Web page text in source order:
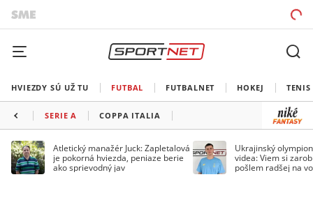
HVIEZDY SÚ UŽ TU FUTBAL FUTBALNET HOKEJ TENIS
SERIE A COPPA ITALIA
Atletický manažér Juck: Zapletalová
je pokorná hviezda, peniaze berie
ako sprievodný jav
Ukrajinský
videa: Viem si
pošlem radšej na